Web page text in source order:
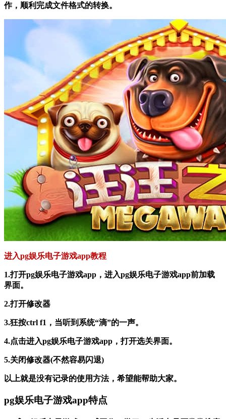
作，顺利完成文件格式的转换。
进入pg娱乐电子游戏app教程
1.打开pg娱乐电子游戏app，进入pg娱乐电子游戏app前加载
界面。
2.打开修改器
3.狂按ctrl f1，当听到系统“滴”的一声。
4.点击进入pg娱乐电子游戏app，打开选关界面。
5.关闭修改器(不然容易闪退)
以上就是没有记录的使用方法，希望能帮助大家。
pg娱乐电子游戏app特点